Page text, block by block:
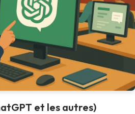
et les autres)